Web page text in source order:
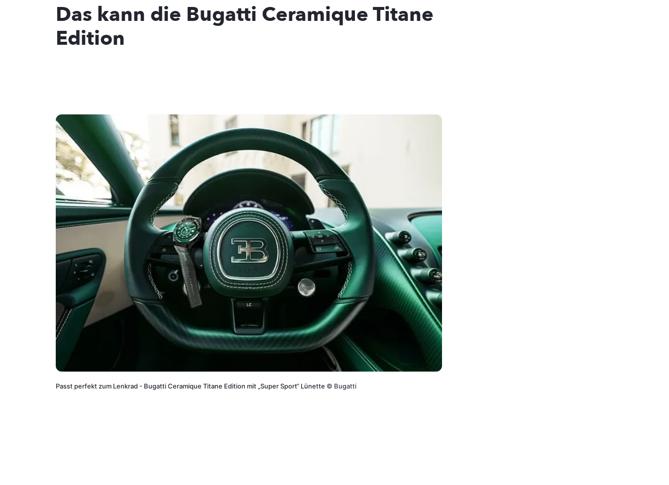
Das kann die Bugatti Ceramique Titane
Edition
Passt perfekt zum Lenkrad - Bugatti Ceramique Titane Edition mit „Super Sport“ Lünette © Bugatti